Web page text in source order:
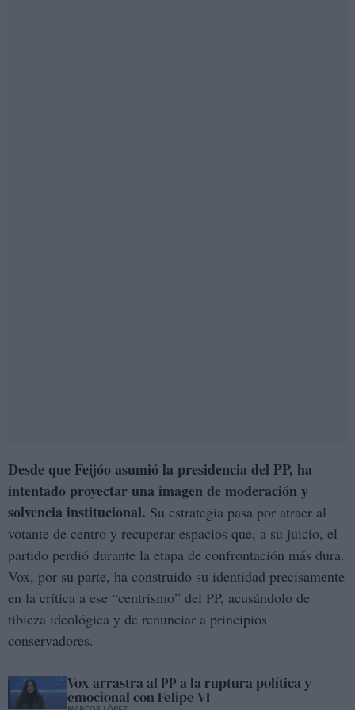
Desde que Feijóo asumió la presidencia del PP, ha
intentado proyectar una imagen de moderación y
solvencia institucional. Su estrategia pasa por atraer al
votante de centro y recuperar espacios que, a su juicio, el
partido perdió durante la etapa de confrontación más dura.
Vox, por su parte, ha construido su identidad precisamente
en la crítica a ese “centrismo” del PP, acusándolo de
tibieza ideológica y de renunciar a principios
conservadores.
Vox arrastra al PP a la ruptura política y
emocional con Felipe VI